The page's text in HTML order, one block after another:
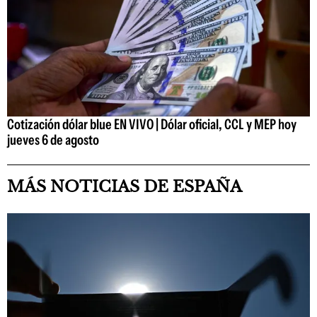
Cotización dólar blue EN VIVO | Dólar oficial, CCL y MEP hoy
jueves 6 de agosto
MÁS NOTICIAS DE ESPAÑA